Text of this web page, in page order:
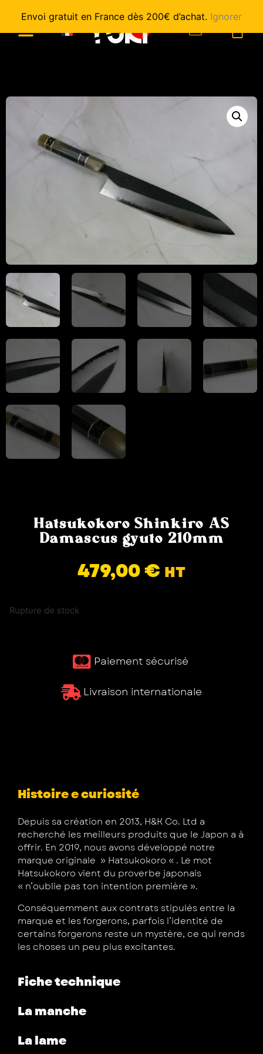
Envoi gratuit en France dès 200€ d’achat. Ignorer
Hatsukokoro Shinkiro AS
Damascus gyuto 210mm
479,00€ HT
Rupture de stock
Paiement sécurisé ​
Livraison internationale
Histoire e curiosité
Depuis sa création en 2013, H&K Co. Ltd a
recherché les meilleurs produits que le Japon a à
offrir. En 2019, nous avons développé notre
marque originale » Hatsukokoro « . Le mot
Hatsukokoro vient du proverbe japonais
« n’oublie pas ton intention première ».
Conséquemment aux contrats stipulés entre la
marque et les forgerons, parfois l’identité de
certains forgerons reste un mystère, ce qui rends
les choses un peu plus excitantes.
Fiche technique
La manche
La lame